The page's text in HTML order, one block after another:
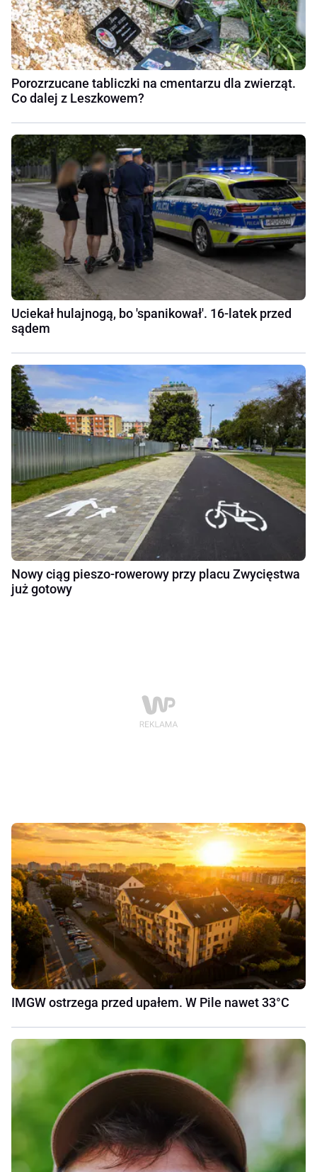
Porozrzucane tabliczki na cmentarzu dla zwierząt.
Co dalej z Leszkowem?
Uciekał hulajnogą, bo 'spanikował'. 16-latek przed
sądem
Nowy ciąg pieszo-rowerowy przy placu Zwycięstwa
już gotowy
IMGW ostrzega przed upałem. W Pile nawet 33°C